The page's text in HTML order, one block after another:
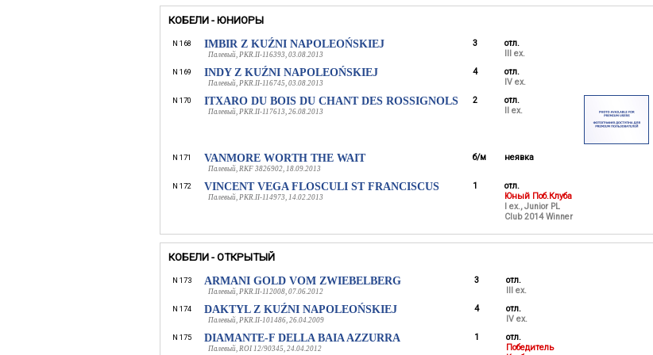
КОБЕЛИ - ЮНИОРЫ
N 168 IMBIR Z KUŹNI NAPOLEOŃSKIEJ
Палевый, PKR.II-116393, 03.08.2013
3
отл.
III ex.
N 169 INDY Z KUŹNI NAPOLEOŃSKIEJ
Палевый, PKR.II-116745, 03.08.2013
4
отл.
IV ex.
N 170 ITXARO DU BOIS DU CHANT DES ROSSIGNOLS
Палевый, PKR.II-117613, 26.08.2013
2
отл.
II ex.
N 171 VANMORE WORTH THE WAIT
Палевый, RKF 3826902, 18.09.2013
б/м неявка
N 172 VINCENT VEGA FLOSCULI ST FRANCISCUS
Палевый, PKR.II-114973, 14.02.2013
1
отл.
Юный Поб.Клуба
I ex., Junior PL
Club 2014 Winner
КОБЕЛИ - ОТКРЫТЫЙ
N 173 ARMANI GOLD VOM ZWIEBELBERG
Палевый, PKR.II-112008, 07.06.2012
3
отл.
III ex.
N 174 DAKTYL Z KUŹNI NAPOLEOŃSKIEJ
Палевый, PKR.II-101486, 26.04.2009
4
отл.
IV ex.
N 175 DIAMANTE-F DELLA BAIA AZZURRA
Палевый, ROI 12/90345, 24.04.2012
1
отл.
Победитель